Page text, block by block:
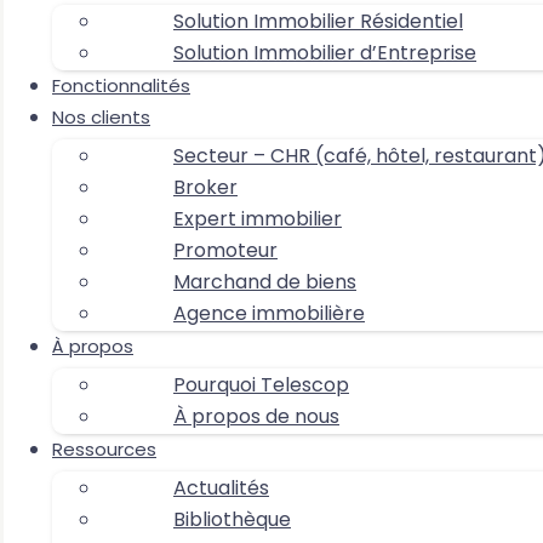
Solution Immobilier Résidentiel
Solution Immobilier d’Entreprise
Fonctionnalités
Nos clients
Secteur – CHR (café, hôtel,
Broker
Expert immobilier
Promoteur
Marchand de biens
Agence immobilière
À propos
Pourquoi Telescop
À propos de nous
Ressources
Actualités
Bibliothèque